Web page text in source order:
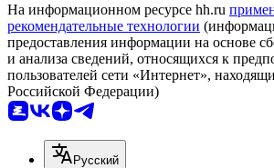
На информационном ресурсе hh.ru
рекомендательные технологии
предоставления информации на основе
и анализа сведений, относящихся к
пользователей сети «Интернет»,
Российской Федерации)
Русский